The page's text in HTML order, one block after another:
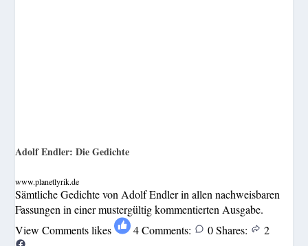
Adolf Endler: Die Gedichte
www.planetlyrik.de
Sämtliche Gedichte von Adolf Endler in allen nachweisbaren
Fassungen in einer mustergültig kommentierten Ausgabe.
View Comments likes 4 Comments: 0 Shares: 2